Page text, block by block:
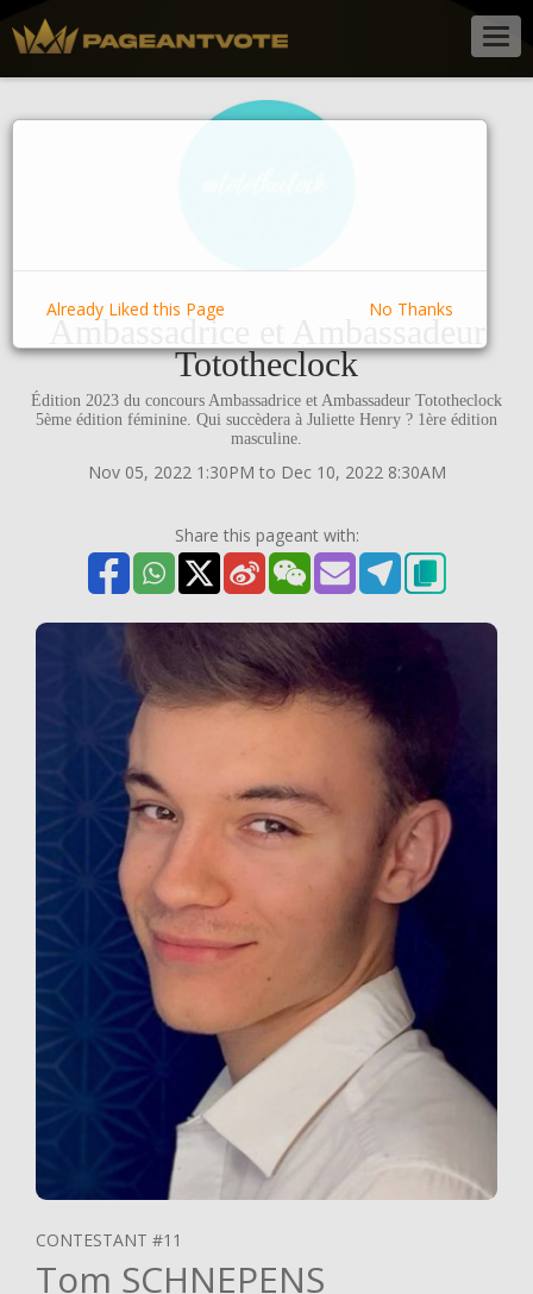
Ambassadrice et Ambassadeur
Tototheclock
Édition 2023 du concours Ambassadrice et Ambassadeur Tototheclock
5ème édition féminine. Qui succèdera à Juliette Henry ? 1ère édition
masculine.
Nov 05, 2022 1:30PM to Dec 10, 2022 8:30AM
Share this pageant with:
CONTESTANT #11
Tom SCHNEPENS
Already Liked this Page No Thanks